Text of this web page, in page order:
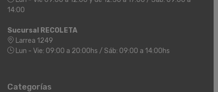
14:00
Sucursal RECOLETA
Larrea 1249
Lun - Vie: 09:00 a 20:00hs / Sáb: 09:00 a 14:00hs
Categorías